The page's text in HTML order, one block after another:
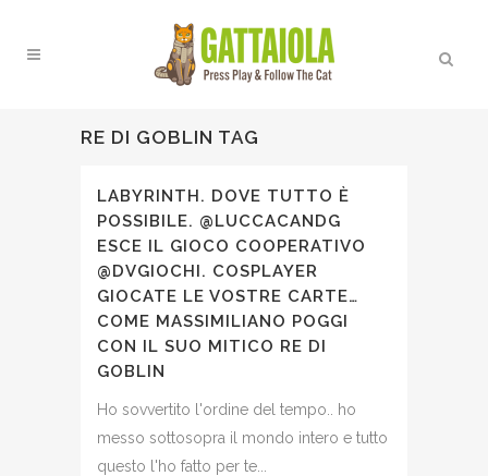
RE DI GOBLIN TAG
LABYRINTH. DOVE TUTTO È
POSSIBILE. @LUCCACANDG
ESCE IL GIOCO COOPERATIVO
@DVGIOCHI. COSPLAYER
GIOCATE LE VOSTRE CARTE…
COME MASSIMILIANO POGGI
CON IL SUO MITICO RE DI
GOBLIN
Ho sovvertito l'ordine del tempo.. ho
messo sottosopra il mondo intero e tutto
questo l'ho fatto per te...